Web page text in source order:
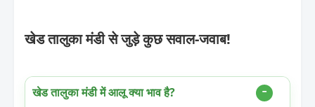
खेड तालुका मंडी से जुड़े कुछ सवाल-जवाब!
खेड तालुका मंडी में आलू क्या भाव है?